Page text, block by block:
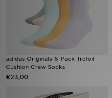
adidas Originals 6-Pack Trefoil
Cushion Crew Socks
€23,00